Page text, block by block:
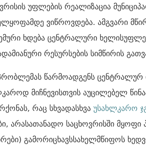
უფლების რეალიზაცია
ვიწროვდება. ამგვარი
ხდება ცენტრალური
რესურსების სიმწირის
წარმოადგენს
მიჩნევისთვის აუცილებელ
რაც სხვადასხვა უსახლკარო
არასათანადო საცხოვრისში მყოფი
გამორიცხავსსახელმწიფოს